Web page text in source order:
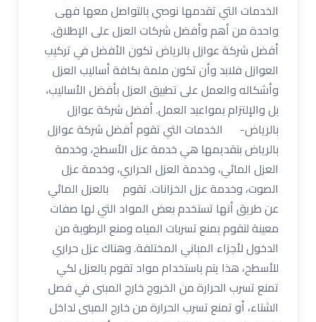
الخدمات التي تقدمها نوصي بالتواصل معها فهى
واحدة من أهم وأفضل شركات العزل على الإطلاق.
أفضل شركة عوازل بالرياض تكون الأفضل في تركيب
العوازل فلابد وأن تكون ملمة بكافة أساليب العزل
وأشكاله والعمل على تطبيق العزل بأفضل الأساليب،
بل والإلتزام بمواعيد العمل. أفضل شركة عوازل
بالرياض- الخدمات التي تقوم أفضل شركة عوازل
بالرياض بتقديمها هي خدمة عزل الأسطح، وخدمة
العزل المائي، وخدمة العزل الحراري، وخدمة عزل
الصوت، وخدمة عزل الخزانات. تقوم بالعزل المائي
عن طريق أنها تستخدم بعض المواد التي لها صفات
معينة لتقوم بمنع تسربات المياه ومنع الرطوبة من
الدخول لأجزاء المباني المختلفة. وهناك عزل حراري
للأسطح، هذا يتم باستخدام مواد تقوم بالعزل لكي
تمنع تسرب الحرارة من الخروج خارج المبنى في فصل
الشتاء، أو تمنع تسرب الحرارة من خارج المبنى لداخل